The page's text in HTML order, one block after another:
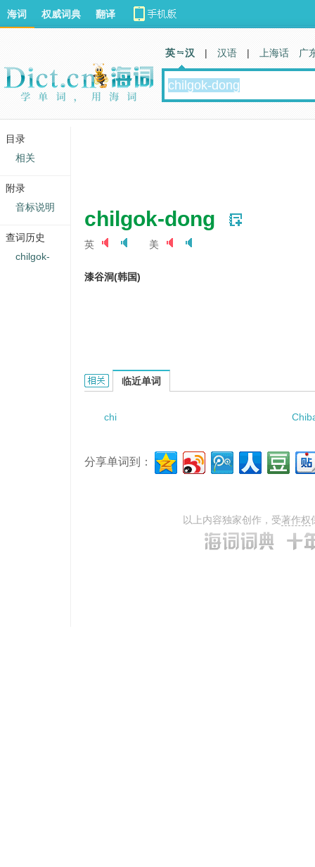
chilgok-dong
英 美
漆谷洞(韩国)
Chilgok-dong的相关资料：
临近单词
chi
分享单词到：
以上内容独家创作，受著作权
海词 权威词典 翻译
英 汉 | 汉语 | 上海话 广
目录
相关
附录
音标说明
查词历史
chilgok-